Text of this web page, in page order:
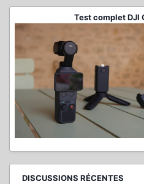
Test complet DJI
DISCUSSIONS RÉCENTES